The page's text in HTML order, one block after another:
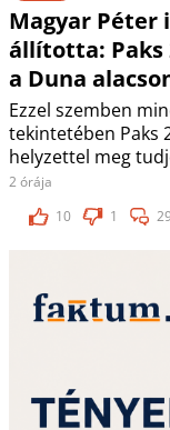
Magyar Péter
állította: Paks
a Duna
Ezzel szemben
tekintetében Paks
helyzettel meg
2 órája
10
1 29